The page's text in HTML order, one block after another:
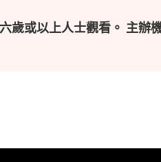
歲或以上人士觀看。 主辦